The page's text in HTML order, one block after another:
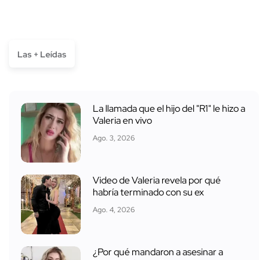
Las + Leídas
La llamada que el hijo del "R1" le hizo a
Valeria en vivo
Ago. 3, 2026
Video de Valeria revela por qué
habría terminado con su ex
Ago. 4, 2026
¿Por qué mandaron a asesinar a